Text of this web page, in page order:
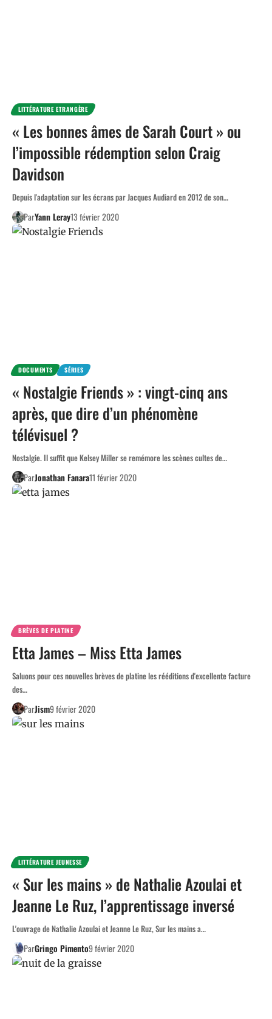
LITTÉRATURE ETRANGÈRE
« Les bonnes âmes de Sarah Court » ou
l’impossible rédemption selon Craig
Davidson
Depuis l'adaptation sur les écrans par Jacques Audiard en 2012 de son…
ParYann Leray13 février 2020
DOCUMENTS SÉRIES
« Nostalgie Friends » : vingt-cinq ans
après, que dire d’un phénomène
télévisuel ?
Nostalgie. Il suffit que Kelsey Miller se remémore les scènes cultes de…
ParJonathan Fanara11 février 2020
BRÈVES DE PLATINE
Etta James – Miss Etta James
Saluons pour ces nouvelles brèves de platine les rééditions d'excellente facture
des…
ParJism9 février 2020
LITTÉRATURE JEUNESSE
« Sur les mains » de Nathalie Azoulai et
Jeanne Le Ruz, l’apprentissage inversé
L'ouvrage de Nathalie Azoulai et Jeanne Le Ruz, Sur les mains a…
ParGringo Pimento9 février 2020